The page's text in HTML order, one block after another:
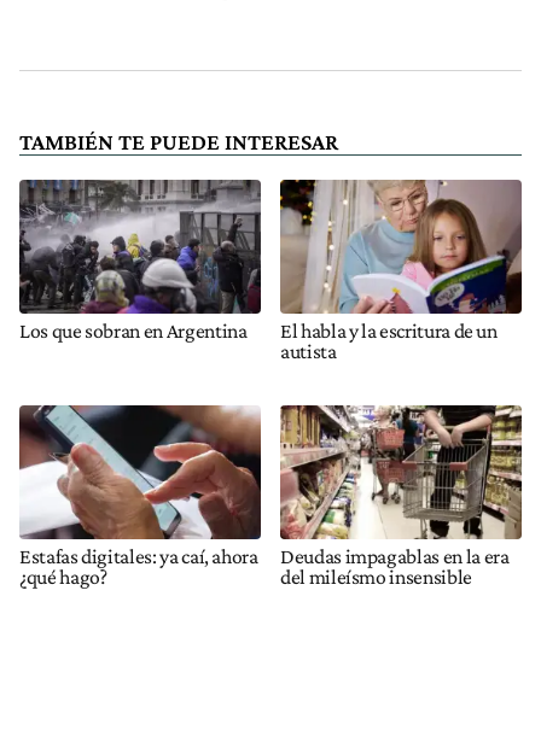
TAMBIÉN TE PUEDE INTERESAR
Los que sobran en Argentina
El habla y la escritura de un
autista
Estafas digitales: ya caí, ahora
¿qué hago?
Deudas impagablas en la era
del mileísmo insensible